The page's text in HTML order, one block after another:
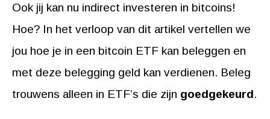
Ook jij kan nu indirect investeren in bitcoins!
Hoe? In het verloop van dit artikel vertellen we
jou hoe je in een bitcoin ETF kan beleggen en
met deze belegging geld kan verdienen. Beleg
trouwens alleen in ETF’s die zijn goedgekeurd.